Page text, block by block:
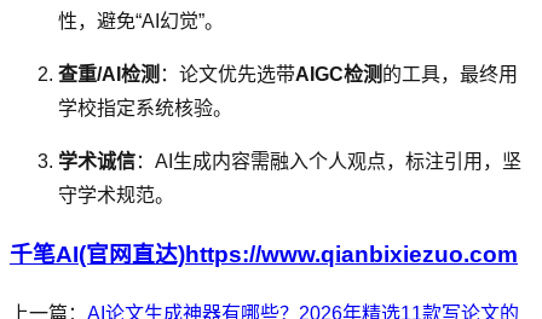
性，避免“AI幻觉”。
查重/AI检测 ：论文优先选带AIGC检测的工具，最终用
学校指定系统核验。
学术诚信：AI生成内容需融入个人观点，标注引用，坚
守学术规范。
千笔AI(官网直达)https://www.qianbixiezuo.com
上一篇： AI论文生成神器有哪些？2026年精选11款写论文的